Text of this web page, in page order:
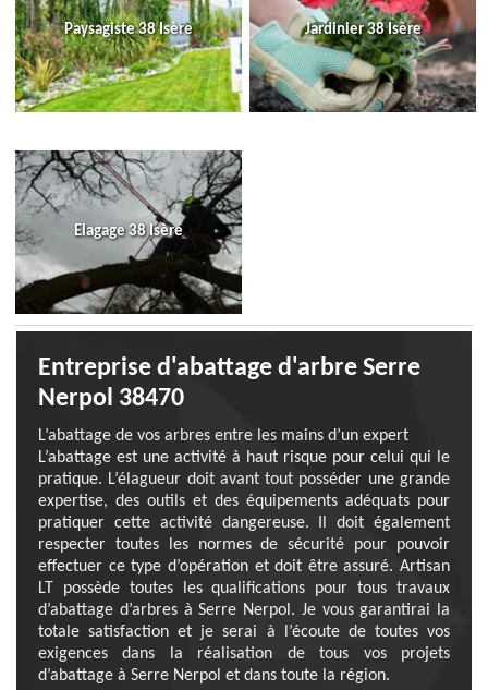
Paysagiste 38 Isère Jardinier 38 Isère
Elagage 38 Isère
Entreprise d'abattage d'arbre Serre
Nerpol 38470
L’abattage de vos arbres entre les mains d’un expert
L’abattage est une activité à haut risque pour celui qui le
pratique. L’élagueur doit avant tout posséder une grande
expertise, des outils et des équipements adéquats pour
pratiquer cette activité dangereuse. Il doit également
respecter toutes les normes de sécurité pour pouvoir
effectuer ce type d’opération et doit être assuré. Artisan
LT possède toutes les qualifications pour tous travaux
d’abattage d’arbres à Serre Nerpol. Je vous garantirai la
totale satisfaction et je serai à l’écoute de toutes vos
exigences dans la réalisation de tous vos projets
d’abattage à Serre Nerpol et dans toute la région.